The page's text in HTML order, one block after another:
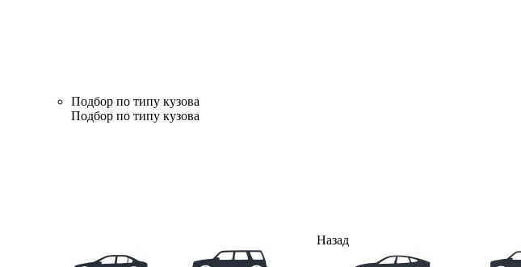
Подбор по типу кузова
Подбор по типу кузова
Назад